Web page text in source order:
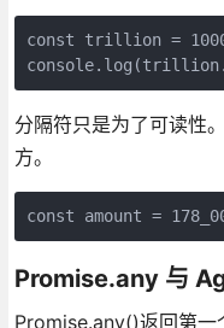
const trillion =
分隔符只是为了可读性
方。
const amount =
Promise.any 与
Promise.any()返回第